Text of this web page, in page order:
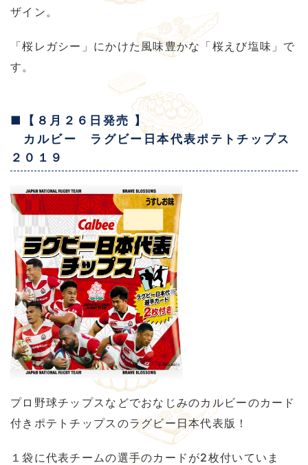
ザイン。
「桜レガシー」にかけた風味豊かな「桜えび塩味」で
す。
■【８月２６日発売 】
カルビー ラグビー日本代表ポテトチップス
２０１９
プロ野球チップスなどでおなじみのカルビーのカード
付きポテトチップスのラグビー日本代表版！
１袋に代表チームの選手のカードが2枚付いていま